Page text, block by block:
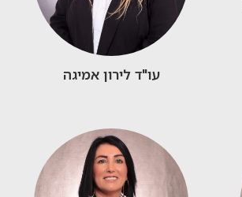
עו"ד לירון אמיגה